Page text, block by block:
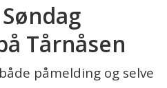
Tårnåsen
påmelding og selve